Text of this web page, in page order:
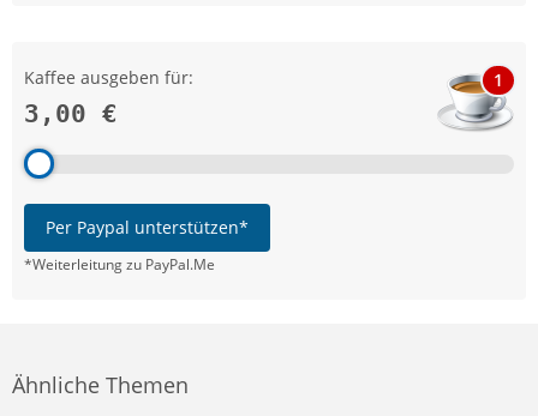
Kaffee ausgeben für:
3,00 €
1
Per Paypal unterstützen*
*Weiterleitung zu PayPal.Me
Ähnliche Themen